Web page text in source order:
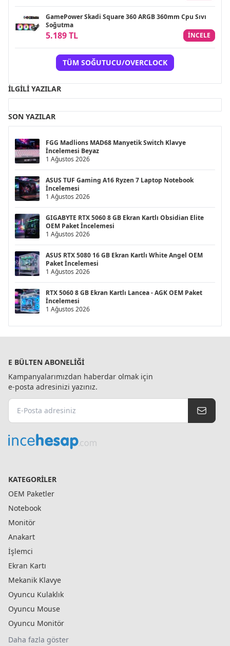
GamePower Skadi Square 360 ARGB 360mm Cpu Sıvı
Soğutma
5.189 TL INCELE
TÜM SOĞUTUCU/OVERCLOCK
İLGILI YAZILAR
SON YAZILAR
FGG Madlions MAD68 Manyetik Switch Klavye
İncelemesi Beyaz
1 Ağustos 2026
ASUS TUF Gaming A16 Ryzen 7 Laptop Notebook
İncelemesi
1 Ağustos 2026
GIGABYTE RTX 5060 8 GB Ekran Kartlı Obsidian Elite
OEM Paket İncelemesi
1 Ağustos 2026
ASUS RTX 5080 16 GB Ekran Kartlı White Angel OEM
Paket İncelemesi
1 Ağustos 2026
RTX 5060 8 GB Ekran Kartlı Lancea - AGK OEM Paket
İncelemesi
1 Ağustos 2026
E BÜLTEN ABONELIĞI
Kampanyalarımızdan haberdar olmak için
e-posta adresinizi yazınız.
KATEGORILER
OEM Paketler
Notebook
Monitör
Anakart
İşlemci
Ekran Kartı
Mekanik Klavye
Oyuncu Kulaklık
Oyuncu Mouse
Oyuncu Monitör
Daha fazla göster